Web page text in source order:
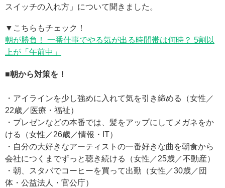
スイッチの入れ方」について聞きました。
▼こちらもチェック！
朝が勝負！ 一番仕事でやる気が出る時間帯は何時？ 5割以
上が「午前中」
■朝から対策を！
・アイラインを少し強めに入れて気を引き締める（女性／
22歳／医療・福祉）
・プレゼンなどの本番では、髪をアップにしてメガネをか
ける（女性／26歳／情報・IT）
・自分の大好きなアーティストの一番好きな曲を朝食から
会社につくまでずっと聴き続ける（女性／25歳／不動産）
・朝、スタバでコーヒーを買って出勤（女性／30歳／団
体・公益法人・官公庁）